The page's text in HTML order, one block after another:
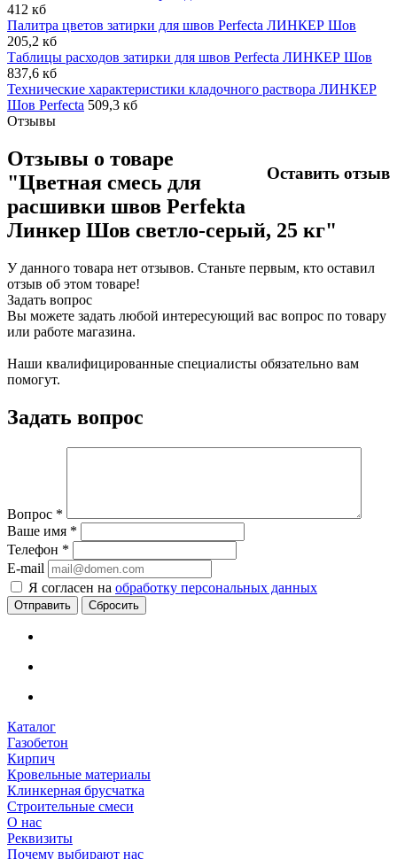
412 кб
Палитра цветов затирки для швов Perfecta ЛИНКЕР Шов
205,2 кб
Таблицы расходов затирки для швов Perfecta ЛИНКЕР Шов
837,6 кб
Технические характеристики кладочного раствора ЛИНКЕР
Шов Perfecta 509,3 кб
Отзывы
Оставить отзыв
Отзывы о товаре
"Цветная смесь для
расшивки швов Perfekta
Линкер Шов светло-серый, 25 кг"
У данного товара нет отзывов. Станьте первым, кто оставил
отзыв об этом товаре!
Задать вопрос
Вы можете задать любой интересующий вас вопрос по товару
или работе магазина.
Наши квалифицированные специалисты обязательно вам
помогут.
Задать вопрос
Вопрос *
Ваше имя *
Телефон *
E-mail
Я согласен на обработку персональных данных
Сбросить
Каталог
Газобетон
Кирпич
Кровельные материалы
Клинкерная брусчатка
Строительные смеси
О нас
Реквизиты
Почему выбирают нас